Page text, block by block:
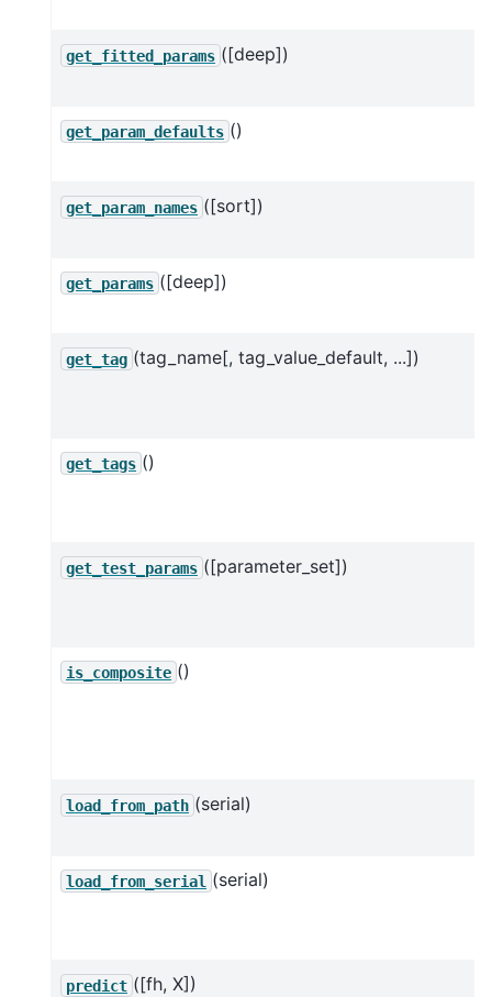
get_fitted_params ([deep])
get_param_defaults ()
get_param_names ([sort])
get_params ([deep])
get_tag (tag_name[, tag_value_default, ...])
get_tags ()
get_test_params ([parameter_set])
is_composite ()
load_from_path (serial)
load_from_serial (serial)
predict ([fh, X])